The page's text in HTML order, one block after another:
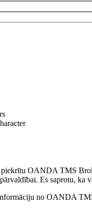
piekrītu OANDA TMS
Es saprotu, ka
no OANDA